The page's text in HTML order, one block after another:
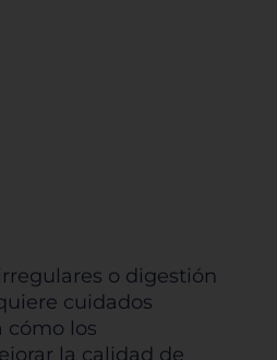
o digestión
cuidados
cómo los
la calidad de